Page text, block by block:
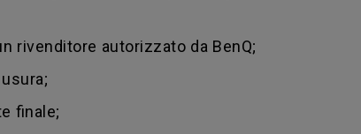
rivenditore autorizzato da BenQ;
finale;